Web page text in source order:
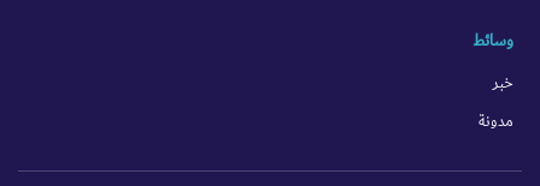
وسائط
خبر
مدونة